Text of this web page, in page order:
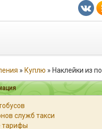
» Куплю » Наклейки из
служб такси
тарифы